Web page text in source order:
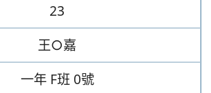
23
王○嘉
一年 F班 0號